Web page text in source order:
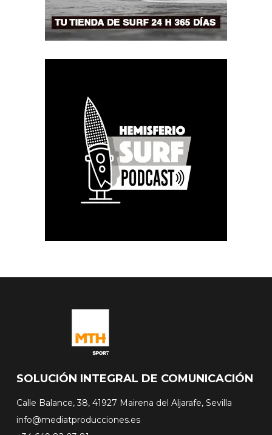
SOLUCIÓN INTEGRAL DE COMUNICACIÓN
Calle Balance, 38, 41927 Mairena del Aljarafe, Sevilla
info@mediatproducciones.es